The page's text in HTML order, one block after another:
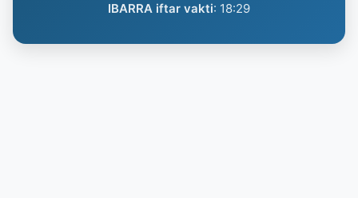
IBARRA iftar vakti: 18:29